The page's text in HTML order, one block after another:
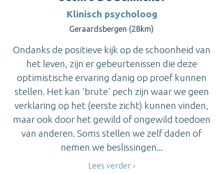
Klinisch psycholoog
Geraardsbergen (28km)
Ondanks de positieve kijk op de schoonheid van
het leven, zijn er gebeurtenissen die deze
optimistische ervaring danig op proef kunnen
stellen. Het kan 'brute' pech zijn waar we geen
verklaring op het (eerste zicht) kunnen vinden,
maar ook door het gewild of ongewild toedoen
van anderen. Soms stellen we zelf daden of
nemen we beslissingen...
Lees verder